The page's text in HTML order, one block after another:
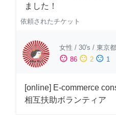
ました！
依頼されたチケット
女性 / 30's / 東京都
sentiment_satisfied 86 sentiment_neutral 2 sentiment_dissatisfied 1
[online] E-commerce
相互扶助ボランティア